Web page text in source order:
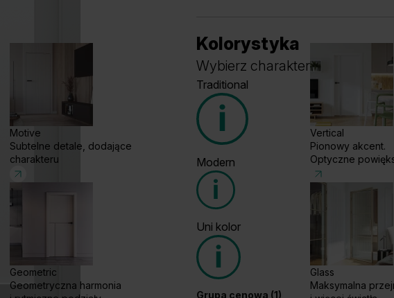
Motive
Subtelne detale, dodające
charakteru
Geometric
Geometryczna harmonia
Vertical
Pionowy akcent.
Optyczne
Glass
Maksymalna
Kolorystyka
Wybierz charakter i kolor
Traditional
Grupa cenowa (1)
Dąb Ciemny Wenge White
Modern
Grupa cenowa (2)
Uni kolor
Grupa cenowa (1)